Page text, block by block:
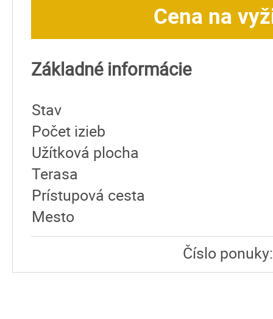
Cena na
Základné informácie
Stav
Počet izieb
Užítková plocha
Terasa
Prístupová cesta
Mesto
Číslo